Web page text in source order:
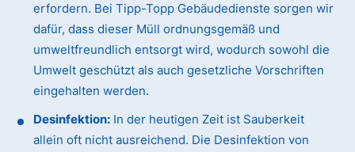
erfordern. Bei Tipp-Topp Gebäudedienste sorgen wir
dafür, dass dieser Müll ordnungsgemäß und
umweltfreundlich entsorgt wird, wodurch sowohl die
Umwelt geschützt als auch gesetzliche Vorschriften
eingehalten werden.
Desinfektion: In der heutigen Zeit ist Sauberkeit
allein oft nicht ausreichend. Die Desinfektion von